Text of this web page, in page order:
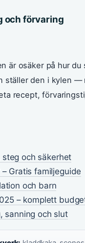
och förvaring
är osäker på hur du
ställer den i kylen
recept,
och säkerhet
Gratis familjeguide
och barn
– komplett
sanning och slut